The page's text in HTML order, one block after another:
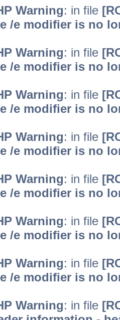
Warning: in file
/e modifier is no
Warning: in file
/e modifier is no
Warning: in file
/e modifier is no
Warning: in file
/e modifier is no
Warning: in file
/e modifier is no
Warning: in file
/e modifier is no
Warning: in file
/e modifier is no
Warning: in file